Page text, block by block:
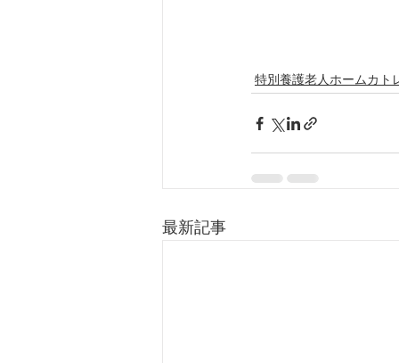
特別養護老人ホームカト
最新記事